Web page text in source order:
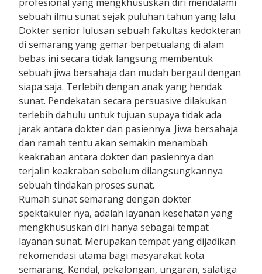
sebuah ilmu sunat sejak puluhan tahun yang lalu.
Dokter senior lulusan sebuah fakultas kedokteran
di semarang yang gemar berpetualang di alam
bebas ini secara tidak langsung membentuk
sebuah jiwa bersahaja dan mudah bergaul dengan
siapa saja. Terlebih dengan anak yang hendak
sunat. Pendekatan secara persuasive dilakukan
terlebih dahulu untuk tujuan supaya tidak ada
jarak antara dokter dan pasiennya. Jiwa bersahaja
dan ramah tentu akan semakin menambah
keakraban antara dokter dan pasiennya dan
terjalin keakraban sebelum dilangsungkannya
sebuah tindakan proses sunat.
Rumah sunat semarang dengan dokter
spektakuler nya, adalah layanan kesehatan yang
mengkhususkan diri hanya sebagai tempat
layanan sunat. Merupakan tempat yang dijadikan
rekomendasi utama bagi masyarakat kota
semarang, Kendal, pekalongan, ungaran, salatiga